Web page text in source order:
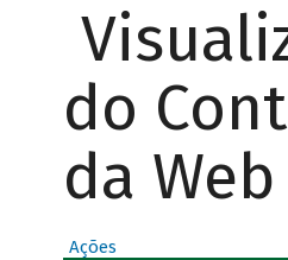
do
da Web
Ações